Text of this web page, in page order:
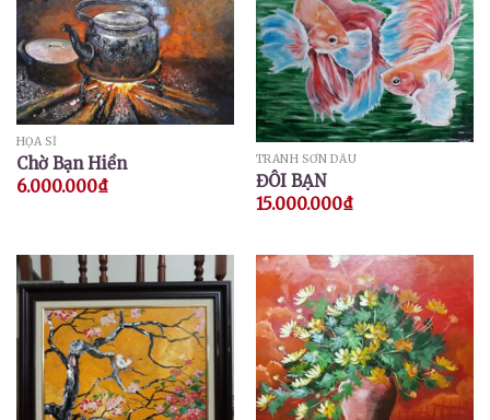
HỌA SĨ
Chờ Bạn Hiền
6.000.000₫
TRANH SƠN DẦU
ĐÔI BẠN
15.000.000₫